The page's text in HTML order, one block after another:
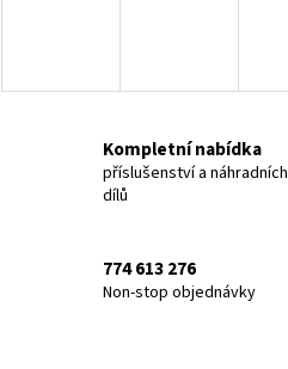
Kompletní nabídka
příslušenství a náhradních
dílů
774 613 276
Non-stop objednávky